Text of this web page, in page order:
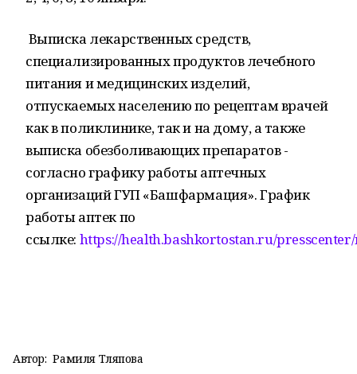
Выписка лекарственных средств,
специализированных продуктов лечебного
питания и медицинских изделий,
отпускаемых населению по рецептам врачей
как в поликлинике, так и на дому, а также
выписка обезболивающих препаратов -
согласно графику работы аптечных
организаций ГУП «Башфармация». График
работы аптек по
ссылке: https://health.bashkortostan.ru/
Автор: Рамиля Тляпова